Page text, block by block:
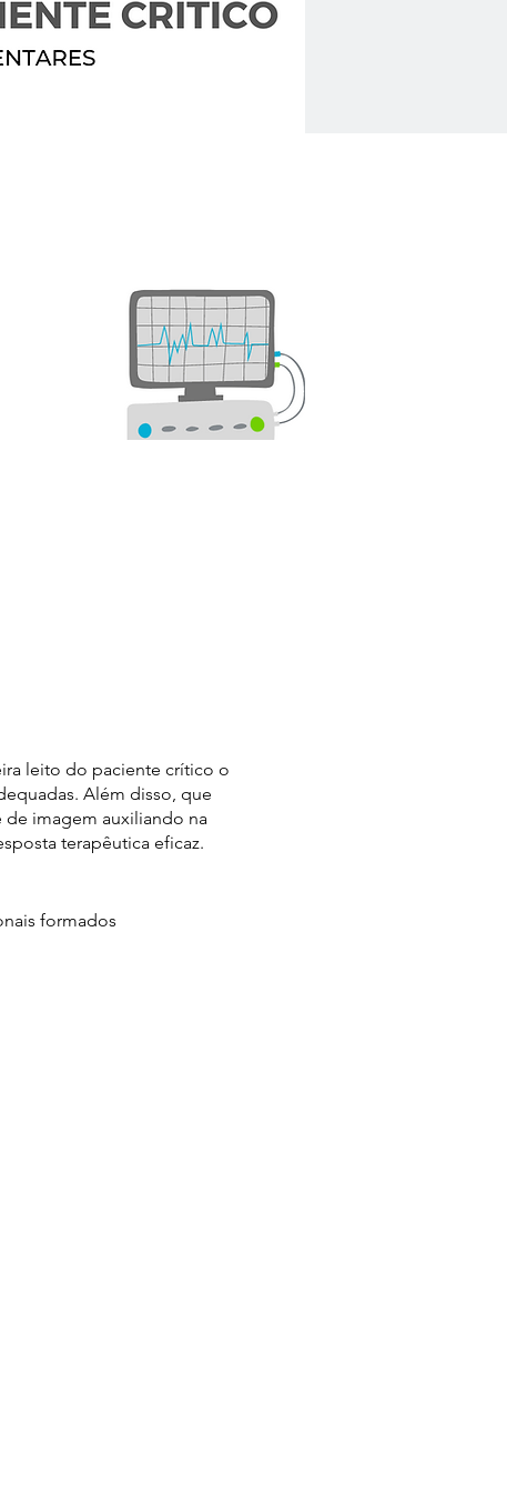
leito do paciente crítico o
Além disso, que
de imagem auxiliando na
terapêutica eficaz.
formados